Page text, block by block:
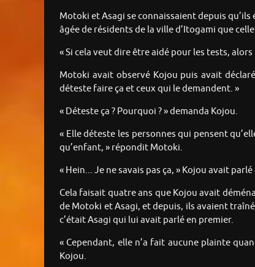
Motoki et Asagi se connaissaient depuis
âgée de résidents de la ville d’Itogami que
« Si cela veut dire être aidé pour les tests,
Motoki avait observé Kojou puis avait
déteste faire ça et ceux qui le demandent. »
« Déteste ça ? Pourquoi ? » demanda Kojou.
« Elle déteste les personnes qui pensent
qu’enfant, » répondit Motoki.
« Hein... Je ne savais pas ça, » Kojou avait
Cela faisait quatre ans que Kojou avait
de Motoki et Asagi, et depuis, ils avaient
c’était Asagi qui lui avait parlé en premier.
« Cependant, elle n’a fait aucune plainte
Kojou.